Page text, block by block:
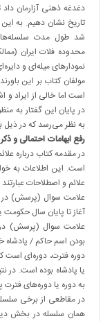
دغدغه ذهنی آزارمان داد
تاریخ نشان دهیم. به
شد طول مدت
محدوده فلات ایران
نمودارهای میله‌ای و
مولفان کتاب بر این
است اما خالی از ایراد
در پایان این گفتار به
به نظر می‌رسد که در ذیل
رفع ابهامات احتمالی و
در مقدمه کتاب درباره
است. این اطلاعات به
علائم و اصطلاحات عبارتند
علامت سوال (پرسش)
آغاز تا پایان سال
علامت سوال (پرسش)
بودن اسم حاکم / پادشاه
دوره فترت، دوره‌ای است
یا پادشاه بوده است.
به دوره یا دوره‌های
در مقاطعی از برخی
همان سلسله در بخش